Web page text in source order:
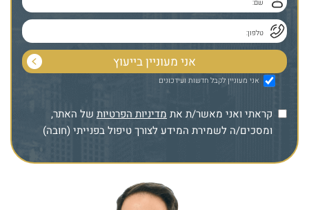
אני מעוניין לקבל חדשות ועידכונים
קראתי ואני מאשר/ת את מדיניות הפרטיות של האתר,
ומסכים/ה לשמירת המידע לצורך טיפול בפנייתי (חובה)